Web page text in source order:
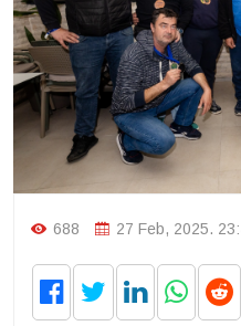
688 27 Feb, 2025.